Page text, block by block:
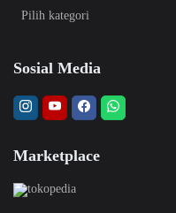
Sosial Media
Marketplace